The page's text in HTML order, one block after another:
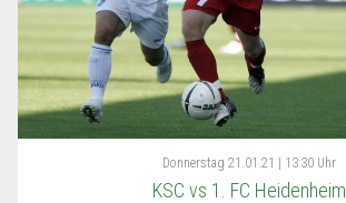
Donnerstag 21.01.21 | 13:30 Uhr
KSC vs 1. FC Heidenheim